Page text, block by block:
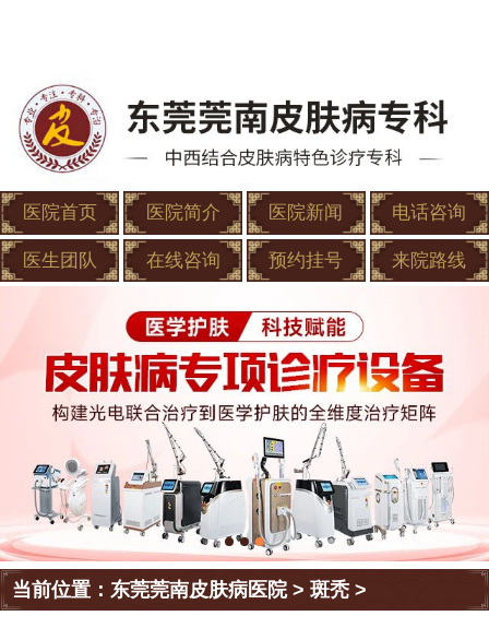
医院首页 医院简介 医院新闻 电话咨询
医生团队 在线咨询 预约挂号 来院路线
当前位置：东莞莞南皮肤病医院>斑秃 >